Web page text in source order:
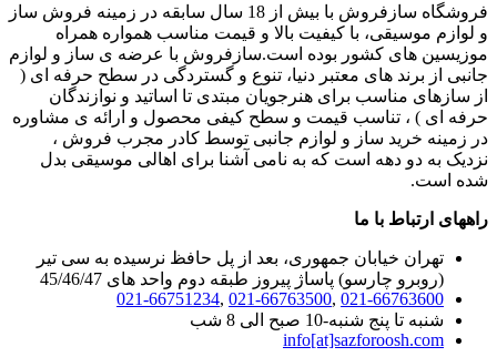
فروشگاه سازفروش با بیش از 18 سال سابقه در زمینه فروش ساز
و لوازم موسیقی، با کیفیت بالا و قیمت مناسب همواره همراه
موزیسین های کشور بوده است.سازفروش با عرضه ی ساز و لوازم
جانبی از برند های معتبر دنیا، تنوع و گستردگی در سطح حرفه ای (
از سازهای مناسب برای هنرجویان مبتدی تا اساتید و نوازندگان
حرفه ای ) ، تناسب قیمت و سطح کیفی محصول و ارائه ی مشاوره
در زمینه خرید ساز و لوازم جانبی توسط کادر مجرب فروش ،
نزدیک به دو دهه است که به نامی آشنا برای اهالی موسیقی بدل
شده است.
راههای ارتباط با ما
تهران خیابان جمهوری، بعد از پل حافظ نرسیده به سی تیر
(روبرو چارسو) پاساژ پیروز طبقه دوم واحد های 45/46/47
021-66763600
,
021-66763500
,
021-66751234
شنبه تا پنج شنبه-10 صبح الی 8 شب
info[at]sazforoosh.com